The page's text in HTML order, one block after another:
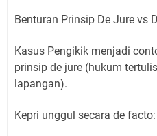
Benturan Prinsip De Jure vs
Kasus Pengikik menjadi
prinsip de jure (hukum
lapangan).
Kepri unggul secara de facto: